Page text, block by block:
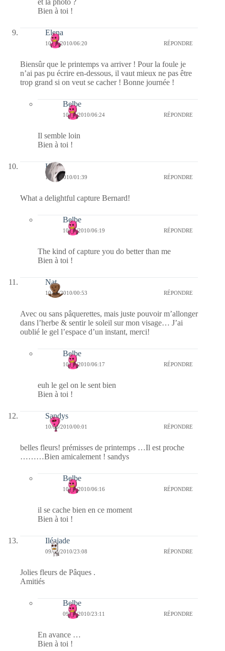
Bien à toi !
Elena
10/03/2010/06:20 RÉPONDRE
Biensûr que le printemps va arriver ! Pour la foule je
n’ai pas pu écrire en-dessous, il vaut mieux ne pas être
trop grand si on veut se cacher ! Bonne journée !
Belbe
10/03/2010/06:24 RÉPONDRE
Il semble loin
Bien à toi !
Kala
10/03/2010/01:39 RÉPONDRE
What a delightful capture Bernard!
Belbe
10/03/2010/06:19 RÉPONDRE
The kind of capture you do better than me
Bien à toi !
Nat
10/03/2010/00:53 RÉPONDRE
Avec ou sans pâquerettes, mais juste pouvoir m’allonger
dans l’herbe & sentir le soleil sur mon visage… J’ai
oublié le gel l’espace d’un instant, merci!
Belbe
10/03/2010/06:17 RÉPONDRE
euh le gel on le sent bien
Bien à toi !
Sandys
10/03/2010/00:01 RÉPONDRE
belles fleurs! prémisses de printemps …Il est proche
………Bien amicalement ! sandys
Belbe
10/03/2010/06:16 RÉPONDRE
il se cache bien en ce moment
Bien à toi !
Iléajade
09/03/2010/23:08 RÉPONDRE
Jolies fleurs de Pâques .
Amitiés
Belbe
09/03/2010/23:11 RÉPONDRE
En avance …
Bien à toi !